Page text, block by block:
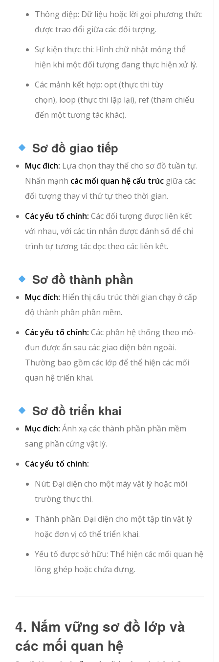
Thông điệp: Dữ liệu hoặc lời gọi phương thức
được trao đổi giữa các đối tượng.
Sự kiện thực thi: Hình chữ nhật mỏng thể
hiện khi một đối tượng đang thực hiện xử lý.
Các mảnh kết hợp:opt(thực thi tùy
chọn), loop (thực thi lặp lại), ref(tham chiếu
đến một tương tác khác).
Sơ đồ giao tiếp
Mục đích: Lựa chọn thay thế cho sơ đồ tuần tự.
Nhấn mạnh các mối quan hệ cấu trúc giữa các
đối tượng thay vì thứ tự theo thời gian.
Các yếu tố chính: Các đối tượng được liên kết
với nhau, với các tin nhắn được đánh số để chỉ
trình tự tương tác dọc theo các liên kết.
Sơ đồ thành phần
Mục đích: Hiển thị cấu trúc thời gian chạy ở cấp
độ thành phần phần mềm.
Các yếu tố chính: Các phần hệ thống theo mô-
đun được ẩn sau các giao diện bên ngoài.
Thường bao gồm các lớp để thể hiện các mối
quan hệ triển khai.
Sơ đồ triển khai
Mục đích: Ánh xạ các thành phần phần mềm
sang phần cứng vật lý.
Các yếu tố chính:
Nút: Đại diện cho một máy vật lý hoặc môi
trường thực thi.
Thành phần: Đại diện cho một tập tin vật lý
hoặc đơn vị có thể triển khai.
Yếu tố được sở hữu: Thể hiện các mối quan hệ
lồng ghép hoặc chứa đựng.
4. Nắm vững sơ đồ lớp và
các mối quan hệ